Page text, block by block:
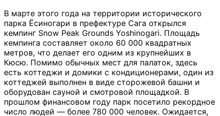
В марте этого года на территории исторического
парка Ёсиногари в префектуре Сага открылся
кемпинг Snow Peak Grounds Yoshinogari. Площадь
кемпинга составляет около 60 000 квадратных
метров, что делает его одним из крупнейших в
Кюсю. Помимо обычных мест для палаток, здесь
есть коттеджи и домики с кондиционерами, один из
коттеджей выполнен в виде сторожевой башни и
оборудован сауной и смотровой площадкой. В
прошлом финансовом году парк посетило рекордное
число людей — более 780 000 человек. Ожидается,